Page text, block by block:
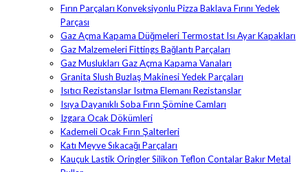
Fırın Parçaları Konveksiyonlu Pizza Baklava Fırını Yedek
Parçası
Gaz Açma Kapama Düğmeleri Termostat Isı Ayar Kapakları
Gaz Malzemeleri Fittings Bağlantı Parçaları
Gaz Muslukları Gaz Açma Kapama Vanaları
Granita Slush Buzlaş Makinesi Yedek Parçaları
Isıtıcı Rezistanslar Isıtma Elemanı Rezistanslar
Isıya Dayanıklı Soba Fırın Şömine Camları
Izgara Ocak Dökümleri
Kademeli Ocak Fırın Şalterleri
Katı Meyve Sıkacağı Parçaları
Kauçuk Lastik Oringler Silikon Teflon Contalar Bakır Metal